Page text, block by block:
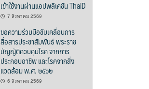
เข้าใช้งานผ่านแอปพลิเคชัน ThaiD
7 สิงหาคม 2569
ขอความร่วมมือขับเคลื่อนการ
สื่อสารประชาสัมพันธ์ พระราช
บัญญัติควบคุมโรค จากการ
ประกอบอาชีพ และโรคจากสิ่ง
แวดล้อม พ.ศ. ๒๕๖๒
6 สิงหาคม 2569